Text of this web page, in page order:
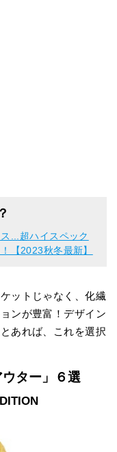
...超ハイスペック
【2023秋冬最新】
ットじゃなく、化繊
ンが豊富！デザイン
あれば、これを選択
ター」６選